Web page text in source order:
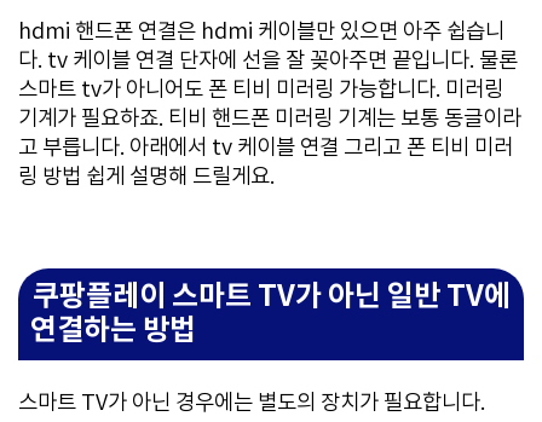
hdmi 핸드폰 연결은 hdmi 케이블만 있으면 아주 쉽습니
다. tv 케이블 연결 단자에 선을 잘 꽂아주면 끝입니다. 물론
스마트 tv가 아니어도 폰 티비 미러링 가능합니다. 미러링
기계가 필요하죠. 티비 핸드폰 미러링 기계는 보통 동글이라
고 부릅니다. 아래에서 tv 케이블 연결 그리고 폰 티비 미러
링 방법 쉽게 설명해 드릴게요.
쿠팡플레이 스마트 TV가 아닌 일반 TV에
연결하는 방법
스마트 TV가 아닌 경우에는 별도의 장치가 필요합니다.